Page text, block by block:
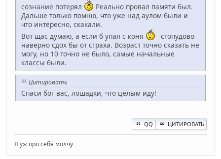
сознание потерял
Реально провал памяти был.
Дальше только помню, что уже над аулом были и
что интересно, скакали.
Вот щас думаю, а если б упал с коня
стопудово
наверно сдох бы от страха. Возраст точно сказать не
могу, но 10 точно не было, самые начальные
классы были.
Цитировать
Спаси бог вас, лошадки, что целым иду!
QQ ЦИТИРОВАТЬ
Я уж про себя молчу